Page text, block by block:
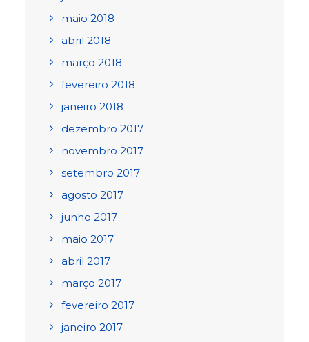
maio 2018
abril 2018
março 2018
fevereiro 2018
janeiro 2018
dezembro 2017
novembro 2017
setembro 2017
agosto 2017
junho 2017
maio 2017
abril 2017
março 2017
fevereiro 2017
janeiro 2017